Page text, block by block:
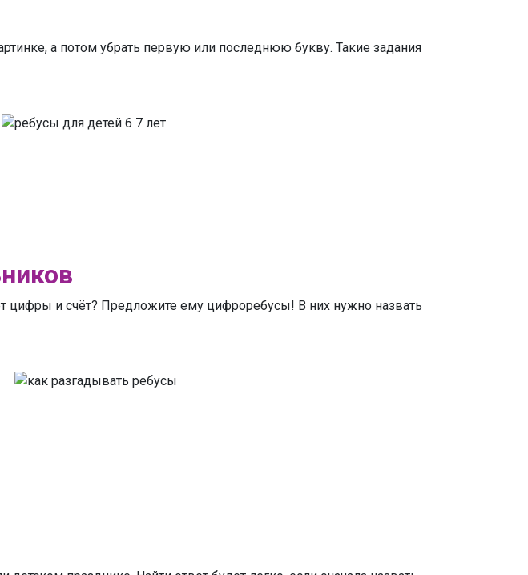
а потом убрать первую или последнюю букву. Такие задания
цифры и счёт? Предложите ему цифроребусы! В них нужно назвать